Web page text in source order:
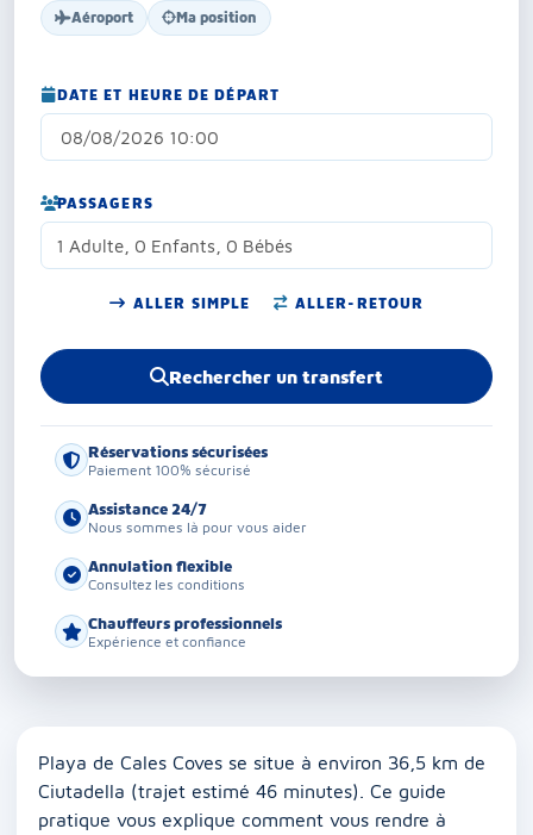
Aéroport Ma position
DATE ET HEURE DE DÉPART
PASSAGERS
1 Adulte, 0 Enfants, 0 Bébés
ALLER SIMPLE ALLER-RETOUR
Rechercher un transfert
Réservations sécurisées
Paiement 100% sécurisé
Assistance 24/7
Nous sommes là pour vous aider
Annulation flexible
Consultez les conditions
Chauffeurs professionnels
Expérience et confiance
Playa de Cales Coves se situe à environ 36,5 km de
Ciutadella (trajet estimé 46 minutes). Ce guide
pratique vous explique comment vous rendre à